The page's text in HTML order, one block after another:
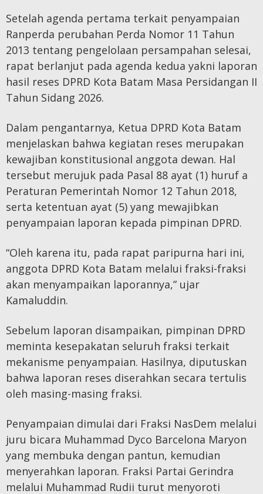
Setelah agenda pertama terkait penyampaian
Ranperda perubahan Perda Nomor 11 Tahun
2013 tentang pengelolaan persampahan selesai,
rapat berlanjut pada agenda kedua yakni laporan
hasil reses DPRD Kota Batam Masa Persidangan II
Tahun Sidang 2026.
Dalam pengantarnya, Ketua DPRD Kota Batam
menjelaskan bahwa kegiatan reses merupakan
kewajiban konstitusional anggota dewan. Hal
tersebut merujuk pada Pasal 88 ayat (1) huruf a
Peraturan Pemerintah Nomor 12 Tahun 2018,
serta ketentuan ayat (5) yang mewajibkan
penyampaian laporan kepada pimpinan DPRD.
“Oleh karena itu, pada rapat paripurna hari ini,
anggota DPRD Kota Batam melalui fraksi-fraksi
akan menyampaikan laporannya,” ujar
Kamaluddin.
Sebelum laporan disampaikan, pimpinan DPRD
meminta kesepakatan seluruh fraksi terkait
mekanisme penyampaian. Hasilnya, diputuskan
bahwa laporan reses diserahkan secara tertulis
oleh masing-masing fraksi.
Penyampaian dimulai dari Fraksi NasDem melalui
juru bicara Muhammad Dyco Barcelona Maryon
yang membuka dengan pantun, kemudian
menyerahkan laporan. Fraksi Partai Gerindra
melalui Muhammad Rudii turut menyoroti